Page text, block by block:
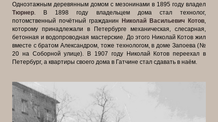
Одноэтажным деревянным домом с мезонинами в 1895 году владел
Тюрнер. В 1898 году владельцем дома стал технолог,
потомственный почётный гражданин Николай Васильевич Котов,
которому принадлежали в Петербурге механическая, слесарная,
бетонная и водопроводная мастерские. До этого Николай Котов жил
вместе с братом Александром, тоже технологом, в доме Запоева (№
20 на Соборной улице). В 1907 году Николай Котов переехал в
Петербург, а квартиры своего дома в Гатчине стал сдавать в наём.